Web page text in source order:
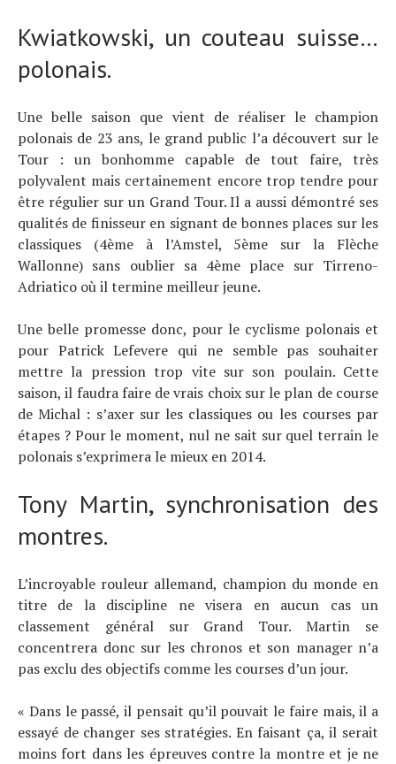
Kwiatkowski, un couteau suisse…
polonais.
Une belle saison que vient de réaliser le champion
polonais de 23 ans, le grand public l’a découvert sur le
Tour : un bonhomme capable de tout faire, très
polyvalent mais certainement encore trop tendre pour
être régulier sur un Grand Tour. Il a aussi démontré ses
qualités de finisseur en signant de bonnes places sur les
classiques (4ème à l’Amstel, 5ème sur la Flèche
Wallonne) sans oublier sa 4ème place sur Tirreno-
Adriatico où il termine meilleur jeune.
Une belle promesse donc, pour le cyclisme polonais et
pour Patrick Lefevere qui ne semble pas souhaiter
mettre la pression trop vite sur son poulain. Cette
saison, il faudra faire de vrais choix sur le plan de course
de Michal : s’axer sur les classiques ou les courses par
étapes ? Pour le moment, nul ne sait sur quel terrain le
polonais s’exprimera le mieux en 2014.
Tony Martin, synchronisation des
montres.
L’incroyable rouleur allemand, champion du monde en
titre de la discipline ne visera en aucun cas un
classement général sur Grand Tour. Martin se
concentrera donc sur les chronos et son manager n’a
pas exclu des objectifs comme les courses d’un jour.
« Dans le passé, il pensait qu’il pouvait le faire mais, il a
essayé de changer ses stratégies. En faisant ça, il serait
moins fort dans les épreuves contre la montre et je ne